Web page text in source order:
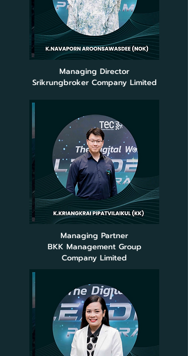
Managing Director
Srikrungbroker Company Limited
Managing Partner
BKK Management Group
Company Limited